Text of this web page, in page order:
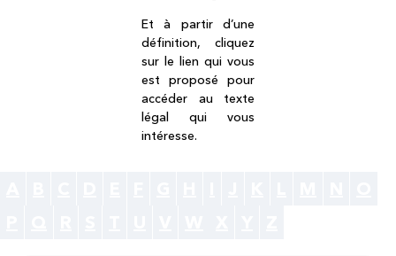
Et à partir d’une
définition, cliquez
sur le lien qui vous
est proposé pour
accéder au texte
légal qui vous
intéresse.